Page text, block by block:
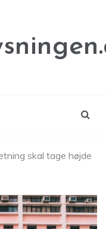
skal tage højde